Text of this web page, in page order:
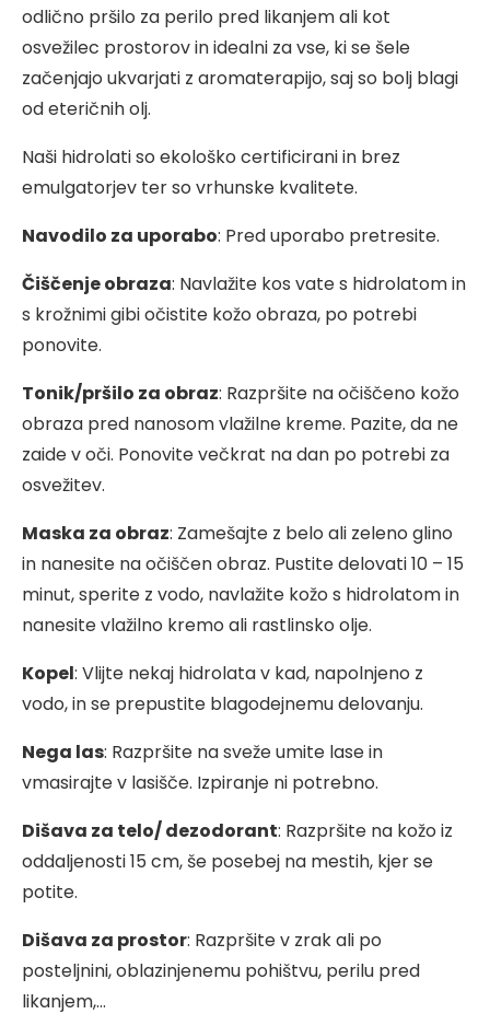
odlično pršilo za perilo pred likanjem ali kot
osvežilec prostorov in idealni za vse, ki se šele
začenjajo ukvarjati z aromaterapijo, saj so bolj blagi
od eteričnih olj.
Naši hidrolati so ekološko certificirani in brez
emulgatorjev ter so vrhunske kvalitete.
Navodilo za uporabo: Pred uporabo pretresite.
Čiščenje obraza: Navlažite kos vate s hidrolatom in
s krožnimi gibi očistite kožo obraza, po potrebi
ponovite.
Tonik/pršilo za obraz: Razpršite na očiščeno kožo
obraza pred nanosom vlažilne kreme. Pazite, da ne
zaide v oči. Ponovite večkrat na dan po potrebi za
osvežitev.
Maska za obraz: Zamešajte z belo ali zeleno glino
in nanesite na očiščen obraz. Pustite delovati 10 – 15
minut, sperite z vodo, navlažite kožo s hidrolatom in
nanesite vlažilno kremo ali rastlinsko olje.
Kopel: Vlijte nekaj hidrolata v kad, napolnjeno z
vodo, in se prepustite blagodejnemu delovanju.
Nega las: Razpršite na sveže umite lase in
vmasirajte v lasišče. Izpiranje ni potrebno.
Dišava za telo/ dezodorant: Razpršite na kožo iz
oddaljenosti 15 cm, še posebej na mestih, kjer se
potite.
Dišava za prostor: Razpršite v zrak ali po
posteljnini, oblazinjenemu pohištvu, perilu pred
likanjem,…